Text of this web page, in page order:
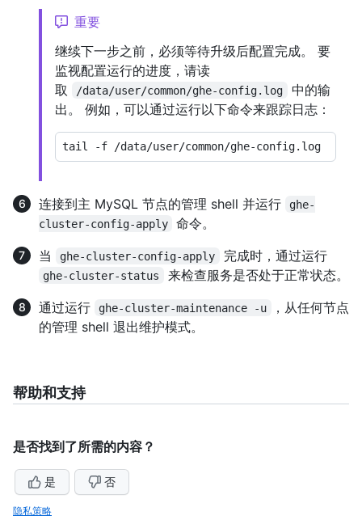
重要
继续下一步之前，必须等待升级后配置完成。 要
监视配置运行的进度，请读
取
/data/user/common/ghe-config.log
中的输
出。 例如，可以通过运行以下命令来跟踪日志：
连接到主 MySQL 节点的管理 shell 并运行
ghe-
cluster-config-apply
命令。
当
ghe-cluster-config-apply 完成时，通过运行
ghe-cluster-status
来检查服务是否处于正常状态。
通过运行
ghe-cluster-maintenance -u
，从任何节点
的管理 shell 退出维护模式。
帮助和支持
是否找到了所需的内容？
是 否
隐私策略